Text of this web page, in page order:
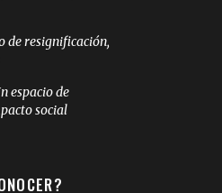
de resignificación,
espacio de
social